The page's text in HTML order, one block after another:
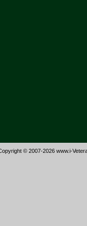
© 2007-2026 www.i-